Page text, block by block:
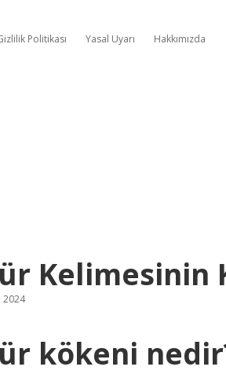
Politikası Yasal Uyarı Hakkımızda
Kelimesinin
2024
kökeni